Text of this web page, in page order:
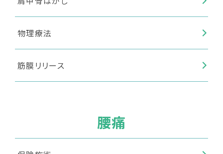
物理療法
筋膜リリース
腰痛